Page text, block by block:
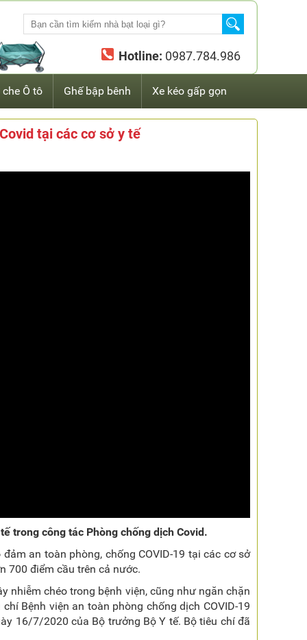
Hotline: 0987.784.986
Ô tô Ghế bập bênh Xe kéo gấp gọn
tại các cơ sở y tế
trong công tác Phòng chống dịch Covid.
an toàn phòng, chống COVID-19 tại các cơ sở
700 điểm cầu trên cả nước.
nhiễm chéo trong bệnh viện, cũng như ngăn chặn
Bệnh viện an toàn phòng chống dịch COVID-19
16/7/2020 của Bộ trưởng Bộ Y tế. Bộ tiêu chí đã